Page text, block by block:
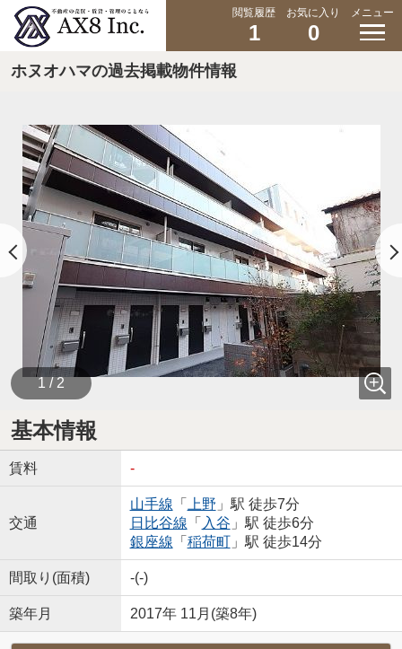
閲覧履歴
1
お気に入り
0
メニュー
ホヌオハマの過去掲載物件情報
1 / 2
基本情報
賃料 -
交通
山手線 「 上野 」駅 徒歩7分
日比谷線 「 入谷 」駅 徒歩6分
銀座線 「 稲荷町」駅 徒歩14分
間取り(面積) -(-)
築年月 2017年 11月(築8年)